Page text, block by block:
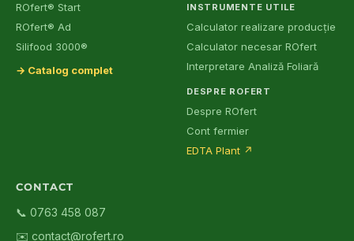
ROfert® Start
ROfert® Ad
Silifood 3000®
→ Catalog complet
INSTRUMENTE UTILE
Calculator realizare producție
Calculator necesar ROfert
Interpretare Analiză Foliară
DESPRE ROFERT
Despre ROfert
Cont fermier
EDTA Plant ↗
CONTACT
📞 0763 458 087
✉️ contact@rofert.ro